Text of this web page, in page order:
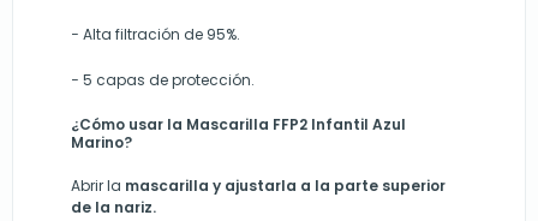
− Alta filtración de 95%.
− 5 capas de protección.
¿Cómo usar la Mascarilla FFP2 Infantil Azul
Marino?
Abrir la mascarilla y ajustarla a la parte superior
de la nariz.